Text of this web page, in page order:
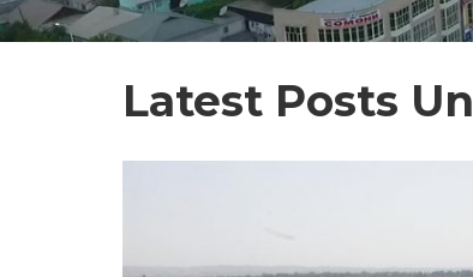
Latest Posts